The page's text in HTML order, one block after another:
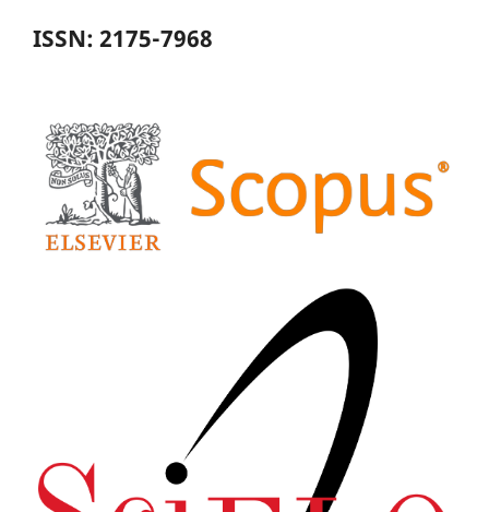
ISSN: 2175-7968